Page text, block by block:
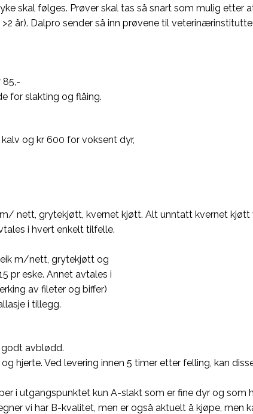
skal følges. Prøver skal tas så snart som mulig etter
år). Dalpro sender så inn prøvene til
85,-
for slakting og flåing.
og kr 600 for voksent dyr,
nett, grytekjøtt, kvernet kjøtt. Alt unntatt kvernet
i hvert enkelt tilfelle.
m/nett, grytekjøtt og
pr eske. Annet avtales i
av fileter og biffer)
i tillegg.
godt avblødd.
hjerte. Ved levering innen 5 timer etter felling, kan
i utgangspunktet kun A-slakt som er fine dyr og
vi har B-kvalitet, men er også aktuelt å kjøpe,